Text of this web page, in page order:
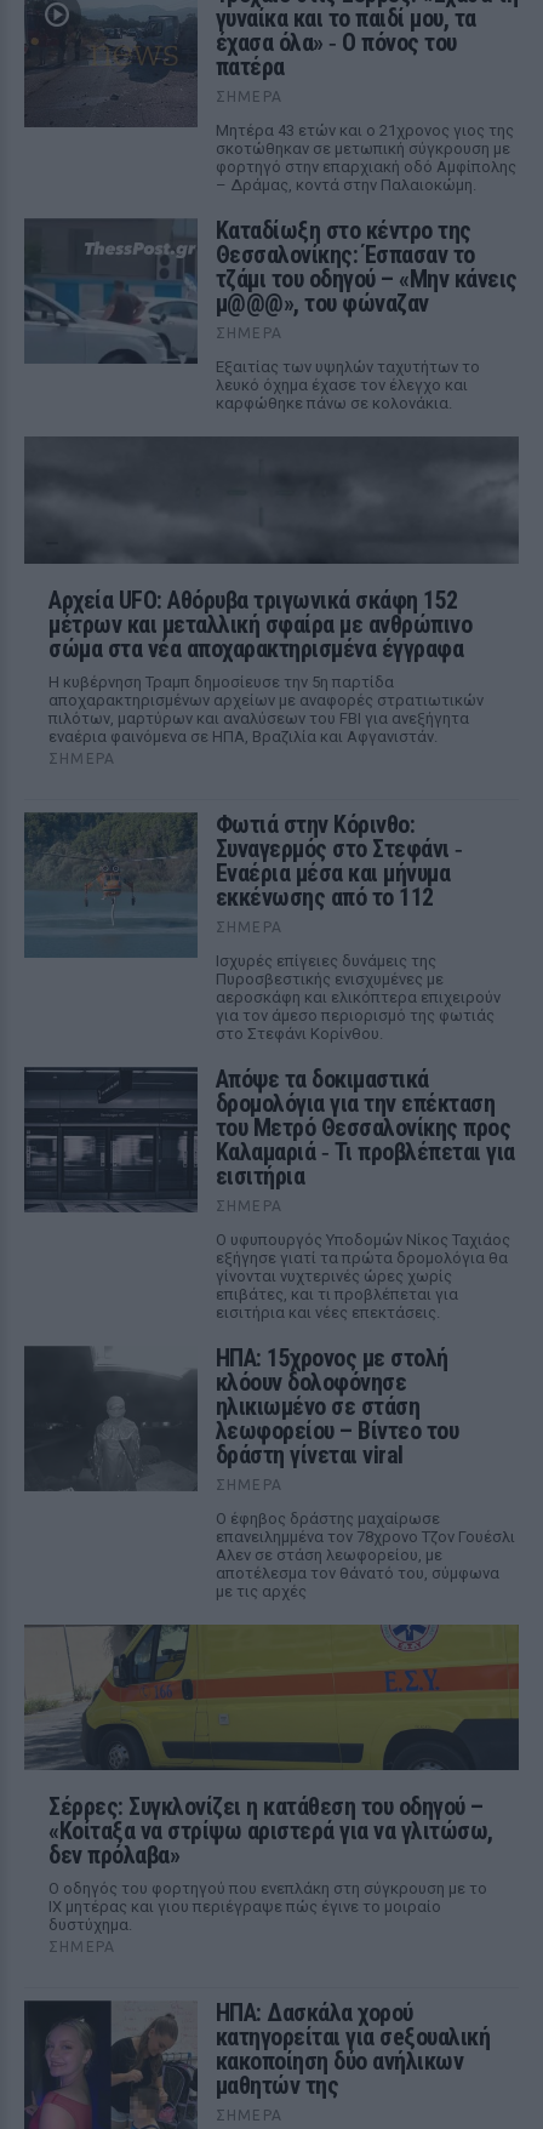
γυναίκα και το παιδί μου, τα
έχασα όλα» ‑ Ο πόνος του
πατέρα
ΣΉΜΕΡΑ
Μητέρα 43 ετών και ο 21χρονος γιος της
σκοτώθηκαν σε μετωπική σύγκρουση με
φορτηγό στην επαρχιακή οδό Αμφίπολης
– Δράμας, κοντά στην Παλαιοκώμη.
Καταδίωξη στο κέντρο της
Θεσσαλονίκης: Έσπασαν το
τζάμι του οδηγού – «Μην κάνεις
μ@@@», του φώναζαν
ΣΉΜΕΡΑ
Εξαιτίας των υψηλών ταχυτήτων το
λευκό όχημα έχασε τον έλεγχο και
καρφώθηκε πάνω σε κολονάκια.
Αρχεία UFO: Αθόρυβα τριγωνικά σκάφη 152
μέτρων και μεταλλική σφαίρα με ανθρώπινο
σώμα στα νέα αποχαρακτηρισμένα έγγραφα
Η κυβέρνηση Τραμπ δημοσίευσε την 5η παρτίδα
αποχαρακτηρισμένων αρχείων με αναφορές στρατιωτικών
πιλότων, μαρτύρων και αναλύσεων του FBI για ανεξήγητα
εναέρια φαινόμενα σε ΗΠΑ, Βραζιλία και Αφγανιστάν.
ΣΉΜΕΡΑ
Φωτιά στην Κόρινθο:
Συναγερμός στο Στεφάνι ‑
Εναέρια μέσα και μήνυμα
εκκένωσης από το 112
ΣΉΜΕΡΑ
Ισχυρές επίγειες δυνάμεις της
Πυροσβεστικής ενισχυμένες με
αεροσκάφη και ελικόπτερα επιχειρούν
για τον άμεσο περιορισμό της φωτιάς
στο Στεφάνι Κορίνθου.
Απόψε τα δοκιμαστικά
δρομολόγια για την επέκταση
του Μετρό Θεσσαλονίκης προς
Καλαμαριά ‑ Τι προβλέπεται για
εισιτήρια
ΣΉΜΕΡΑ
Ο υφυπουργός Υποδομών Νίκος Ταχιάος
εξήγησε γιατί τα πρώτα δρομολόγια θα
γίνονται νυχτερινές ώρες χωρίς
επιβάτες, και τι προβλέπεται για
εισιτήρια και νέες επεκτάσεις.
ΗΠΑ: 15χρονος με στολή
κλόουν δολοφόνησε
ηλικιωμένο σε στάση
λεωφορείου – Βίντεο του
δράστη γίνεται viral
ΣΉΜΕΡΑ
Ο έφηβος δράστης μαχαίρωσε
επανειλημμένα τον 78χρονο Τζον Γουέσλι
Αλεν σε στάση λεωφορείου, με
αποτέλεσμα τον θάνατό του, σύμφωνα
με τις αρχές
Σέρρες: Συγκλονίζει η κατάθεση του οδηγού –
«Κοίταξα να στρίψω αριστερά για να γλιτώσω,
δεν πρόλαβα»
Ο οδηγός του φορτηγού που ενεπλάκη στη σύγκρουση με το
ΙΧ μητέρας και γιου περιέγραψε πώς έγινε το μοιραίο
δυστύχημα.
ΣΉΜΕΡΑ
ΗΠΑ: Δασκάλα χορού
κατηγορείται για σeξουαλική
κακοποίηση δύο ανήλικων
μαθητών της
ΣΉΜΕΡΑ